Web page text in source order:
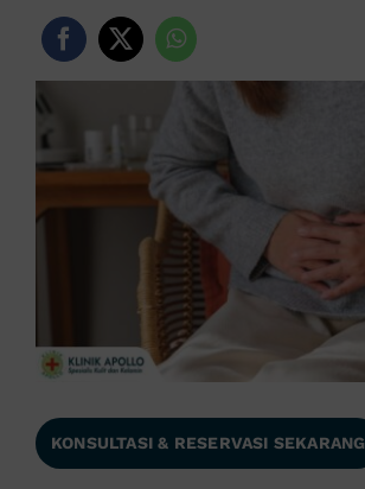
KONSULTASI & RESERVASI SEKARANG